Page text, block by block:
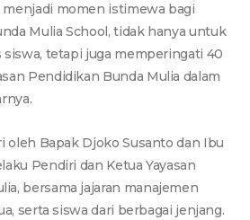
momen istimewa bagi
Mulia School, tidak hanya untuk
siswa, tetapi juga memperingati 40
Pendidikan Bunda Mulia dalam
oleh Bapak Djoko Susanto dan Ibu
Pendiri dan Ketua Yayasan
bersama jajaran manajemen
serta siswa dari berbagai jenjang.